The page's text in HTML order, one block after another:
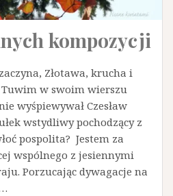
kompozycji
Złotawa, krucha i
Tuwim w swoim wierszu
wyśpiewywał Czesław
wstydliwy pochodzący z
pospolita? Jestem za
wspólnego z jesiennymi
Porzucając dywagacje na